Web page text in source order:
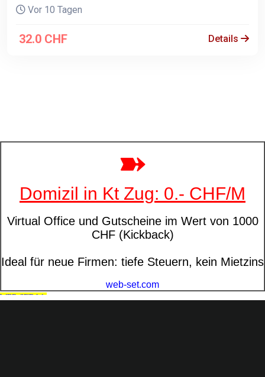
Vor 10 Tagen
32.0 CHF Details